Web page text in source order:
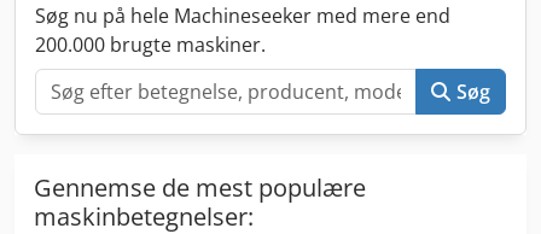
Søg nu på hele Machineseeker med mere end
200.000 brugte maskiner.
Søg
Gennemse de mest populære
maskinbetegnelser: